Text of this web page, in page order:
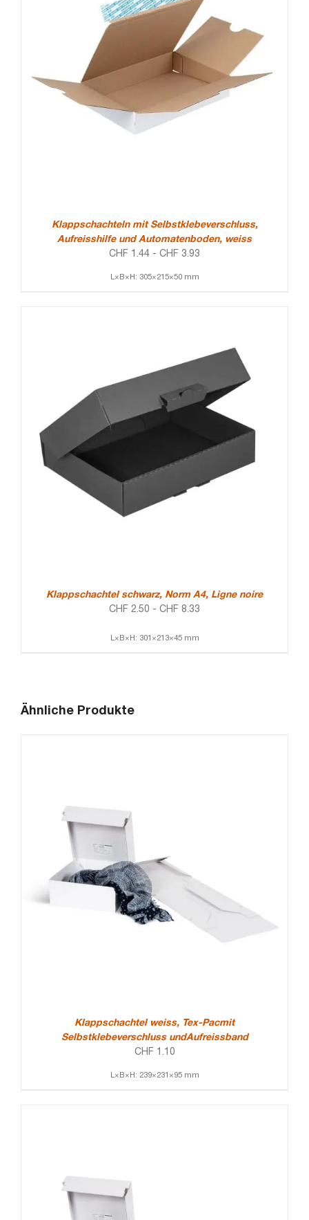
Klappschachteln mit Selbstklebeverschluss,
Aufreisshilfe und Automatenboden, weiss
CHF 1.44 - CHF 3.93
L×B×H: 305×215×50 mm
Klappschachtel schwarz, Norm A4, Ligne noire
CHF 2.50 - CHF 8.33
L×B×H: 301×213×45 mm
Ähnliche Produkte
Klappschachtel weiss, Tex-Pacmit
Selbstklebeverschluss undAufreissband
CHF 1.10
L×B×H: 239×231×95 mm